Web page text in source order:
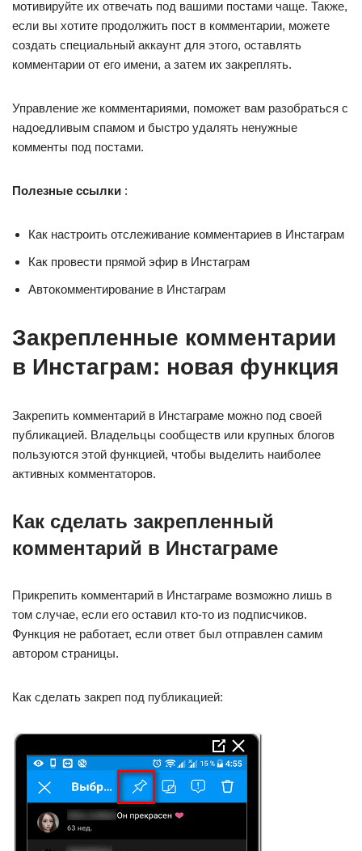
мотивируйте их отвечать под вашими постами чаще. Также,
если вы хотите продолжить пост в комментарии, можете
создать специальный аккаунт для этого, оставлять
комментарии от его имени, а затем их закреплять.
Управление же комментариями, поможет вам разобраться с
надоедливым спамом и быстро удалять ненужные
комменты под постами.
Полезные ссылки :
Как настроить отслеживание комментариев в Инстаграм
Как провести прямой эфир в Инстаграм
Автокомментирование в Инстаграм
Закрепленные комментарии
в Инстаграм: новая функция
Закрепить комментарий в Инстаграме можно под своей
публикацией. Владельцы сообществ или крупных блогов
пользуются этой функцией, чтобы выделить наиболее
активных комментаторов.
Как сделать закрепленный
комментарий в Инстаграме
Прикрепить комментарий в Инстаграме возможно лишь в
том случае, если его оставил кто-то из подписчиков.
Функция не работает, если ответ был отправлен самим
автором страницы.
Как сделать закреп под публикацией: